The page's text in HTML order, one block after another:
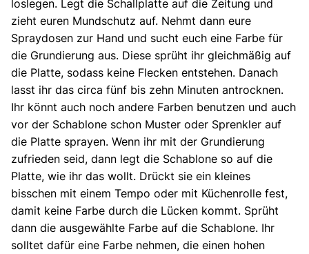
loslegen. Legt die Schallplatte auf die Zeitung und
zieht euren Mundschutz auf. Nehmt dann eure
Spraydosen zur Hand und sucht euch eine Farbe für
die Grundierung aus. Diese sprüht ihr gleichmäßig auf
die Platte, sodass keine Flecken entstehen. Danach
lasst ihr das circa fünf bis zehn Minuten antrocknen.
Ihr könnt auch noch andere Farben benutzen und auch
vor der Schablone schon Muster oder Sprenkler auf
die Platte sprayen. Wenn ihr mit der Grundierung
zufrieden seid, dann legt die Schablone so auf die
Platte, wie ihr das wollt. Drückt sie ein kleines
bisschen mit einem Tempo oder mit Küchenrolle fest,
damit keine Farbe durch die Lücken kommt. Sprüht
dann die ausgewählte Farbe auf die Schablone. Ihr
solltet dafür eine Farbe nehmen, die einen hohen